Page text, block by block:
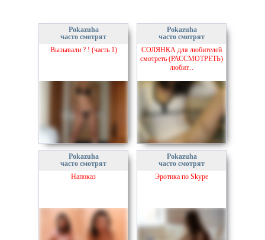
Pokazuha
часто смотрят
Вызывали ? ! (часть 1)
Pokazuha
часто смотрят
СОЛЯНКА для любителей
смотреть (РАССМОТРЕТЬ)
любит...
Pokazuha
часто смотрят
Напоказ
Pokazuha
часто смотрят
Эротика по Skype